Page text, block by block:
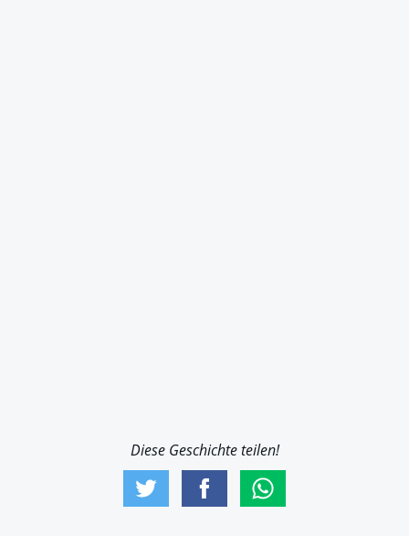
Diese Geschichte teilen!